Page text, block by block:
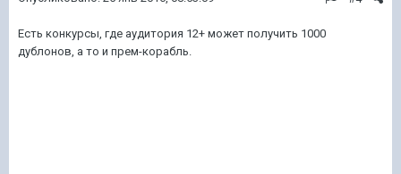
Есть конкурсы, где аудитория 12+ может получить 1000
дублонов, а то и прем-корабль.